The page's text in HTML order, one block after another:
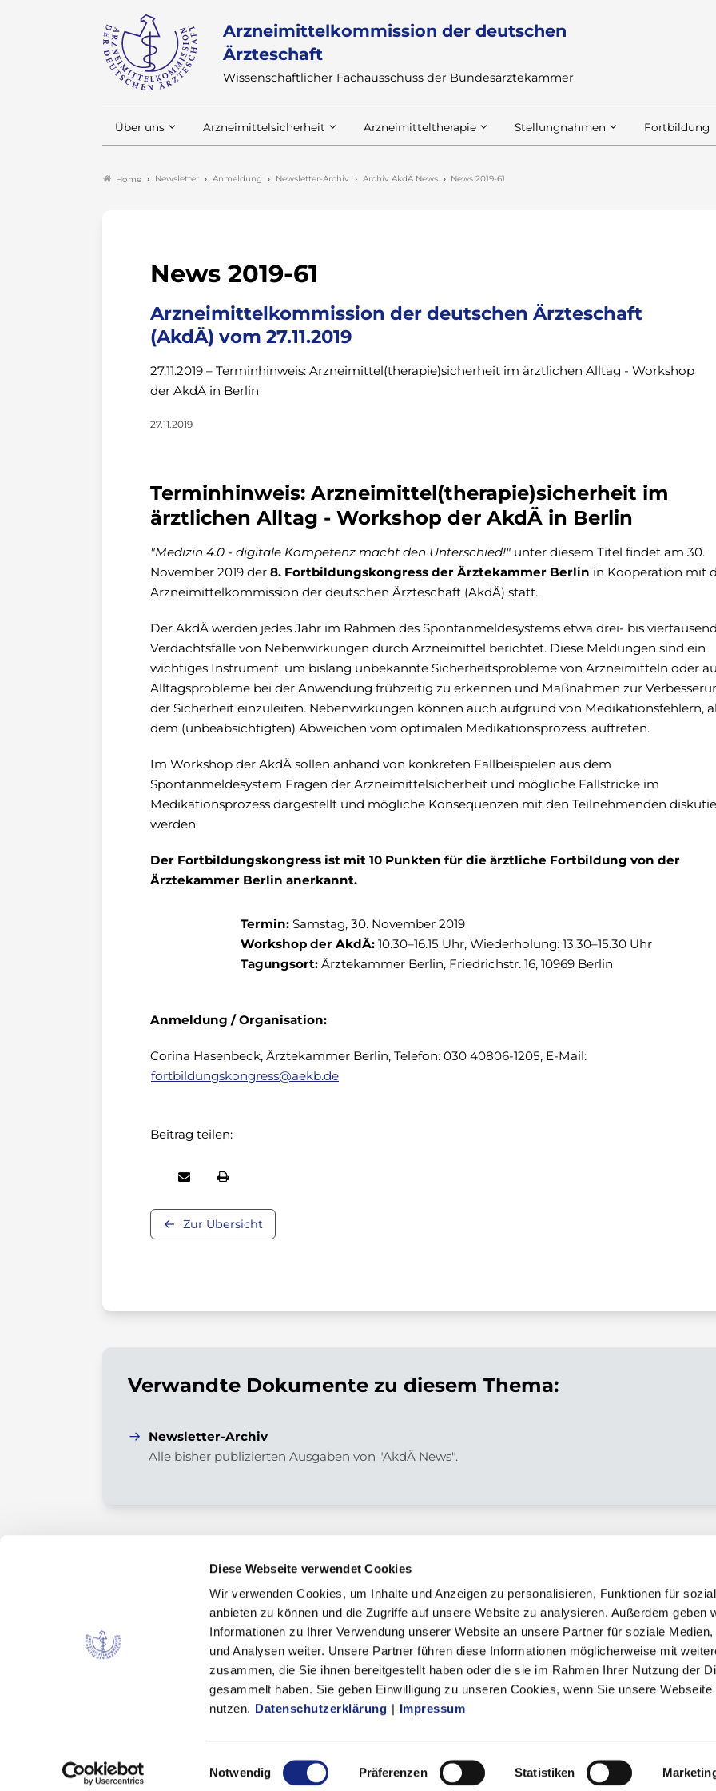
Diese Webseite verwendet Cookies
Wir verwenden Cookies, um Inhalte und Anzeigen zu personalisieren, Funktionen für
anbieten zu können und die Zugriffe auf unsere Website zu analysieren. Außerdem geben
Informationen zu Ihrer Verwendung unserer Website an unsere Partner für soziale Medien,
und Analysen weiter. Unsere Partner führen diese Informationen möglicherweise mit
zusammen, die Sie ihnen bereitgestellt haben oder die sie im Rahmen Ihrer Nutzung der
gesammelt haben. Sie geben Einwilligung zu unseren Cookies, wenn Sie unsere Webseite
nutzen. Datenschutzerklärung | Impressum
Einwilligungsauswahl
Notwendig Präferenzen Statistiken
Arzneimittelkommission der deutschen
Ärzteschaft
Wissenschaftlicher Fachausschuss der Bundesärztekammer
Über uns Arzneimittelsicherheit Arzneimitteltherapie Stellungnahmen Fortbildung
Home Newsletter Anmeldung Newsletter-Archiv Archiv AkdÄ News News 2019-61
News 2019-61
Arzneimittelkommission der deutschen Ärzteschaft
(AkdÄ) vom 27.11.2019
27.11.2019 – Terminhinweis: Arzneimittel(therapie)sicherheit im ärztlichen Alltag - Workshop
der AkdÄ in Berlin
27.11.2019
Terminhinweis: Arzneimittel(therapie)sicherheit im
ärztlichen Alltag - Workshop der AkdÄ in Berlin
"Medizin 4.0 - digitale Kompetenz macht den Unterschied!" unter diesem Titel findet am 30.
November 2019 der 8. Fortbildungskongress der Ärztekammer Berlin in Kooperation mit
Arzneimittelkommission der deutschen Ärzteschaft (AkdÄ) statt.
Der AkdÄ werden jedes Jahr im Rahmen des Spontanmeldesystems etwa drei- bis
Verdachtsfälle von Nebenwirkungen durch Arzneimittel berichtet. Diese Meldungen sind ein
wichtiges Instrument, um bislang unbekannte Sicherheitsprobleme von Arzneimitteln oder
Alltagsprobleme bei der Anwendung frühzeitig zu erkennen und Maßnahmen zur
der Sicherheit einzuleiten. Nebenwirkungen können auch aufgrund von Medikationsfehlern,
dem (unbeabsichtigten) Abweichen vom optimalen Medikationsprozess, auftreten.
Im Workshop der AkdÄ sollen anhand von konkreten Fallbeispielen aus dem
Spontanmeldesystem Fragen der Arzneimittelsicherheit und mögliche Fallstricke im
Medikationsprozess dargestellt und mögliche Konsequenzen mit den Teilnehmenden
werden.
Der Fortbildungskongress ist mit 10 Punkten für die ärztliche Fortbildung von der
Ärztekammer Berlin anerkannt.
Termin:Samstag, 30. November 2019
Workshop der AkdÄ:10.30–16.15 Uhr, Wiederholung: 13.30–15.30 Uhr
Tagungsort:Ärztekammer Berlin, Friedrichstr. 16, 10969 Berlin
Anmeldung / Organisation:
Corina Hasenbeck, Ärztekammer Berlin, Telefon: 030 40806-1205, E-Mail:
fortbildungskongress@aekb.de
Beitrag teilen:
Zur Übersicht
Verwandte Dokumente zu diesem Thema:
Newsletter-Archiv
Alle bisher publizierten Ausgaben von "AkdÄ News".
Arzneimittelkommission der deutschen Ärzteschaft
Fachausschuss der Bundesärztekammer
Bundesärztekammer
Arbeitsgemeinschaft der deutschen Ärztekammern
Dezernat 6 – Wissenschaft, Forschung und Ethik